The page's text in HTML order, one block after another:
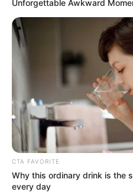
Unforgettable Awkward
CTA FAVORITE
Why this ordinary drink is the
every day